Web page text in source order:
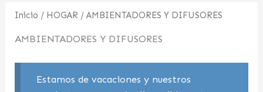
Inicio / HOGAR / AMBIENTADORES Y DIFUSORES
AMBIENTADORES Y DIFUSORES
Estamos de vacaciones y nuestros